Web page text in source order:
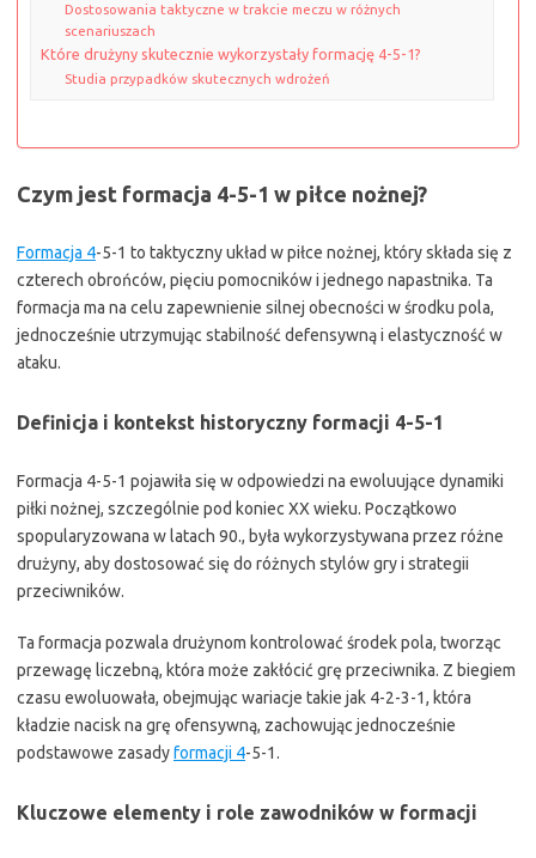
Dostosowania taktyczne w trakcie meczu w różnych
scenariuszach
Które drużyny skutecznie wykorzystały formację 4-5-1?
Studia przypadków skutecznych wdrożeń
Czym jest formacja 4-5-1 w piłce nożnej?
Formacja 4-5-1 to taktyczny układ w piłce nożnej, który składa się z
czterech obrońców, pięciu pomocników i jednego napastnika. Ta
formacja ma na celu zapewnienie silnej obecności w środku pola,
jednocześnie utrzymując stabilność defensywną i elastyczność w
ataku.
Definicja i kontekst historyczny formacji 4-5-1
Formacja 4-5-1 pojawiła się w odpowiedzi na ewoluujące dynamiki
piłki nożnej, szczególnie pod koniec XX wieku. Początkowo
spopularyzowana w latach 90., była wykorzystywana przez różne
drużyny, aby dostosować się do różnych stylów gry i strategii
przeciwników.
Ta formacja pozwala drużynom kontrolować środek pola, tworząc
przewagę liczebną, która może zakłócić grę przeciwnika. Z biegiem
czasu ewoluowała, obejmując wariacje takie jak 4-2-3-1, która
kładzie nacisk na grę ofensywną, zachowując jednocześnie
podstawowe zasadyformacji 4-5-1.
Kluczowe elementy i role zawodników w formacji